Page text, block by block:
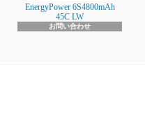
EnergyPower 6S4800mAh
45C LW
お問い合わせ